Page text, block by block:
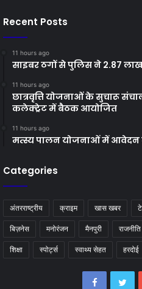
Recent Posts
11 hours ago
साइबर ठगों से पुलिस ने 2.87
11 hours ago
छात्रवृत्ति योजनाओं के सुचारू
कलेक्ट्रेट में बैठक आयोजित
11 hours ago
मत्स्य पालन योजनाओं में आवेदन
Categories
अंतरराष्ट्रीय क्राइम खास खबर
बिज़नेस मनोरंजन मैनपुरी राजनीति
शिक्षा स्पोर्ट्स स्वाथ्य सेहत हरदोई
Facebook